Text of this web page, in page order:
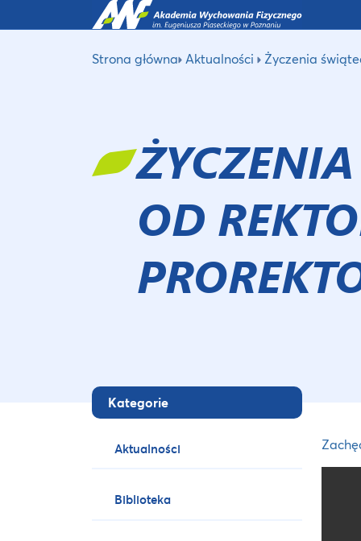
Strona główna Aktualności Życzenia
OD
Kategorie
Aktualności
Biblioteka